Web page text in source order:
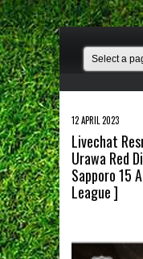
12 APRIL 2023
Livechat
Urawa Red
Sapporo 15
League ]